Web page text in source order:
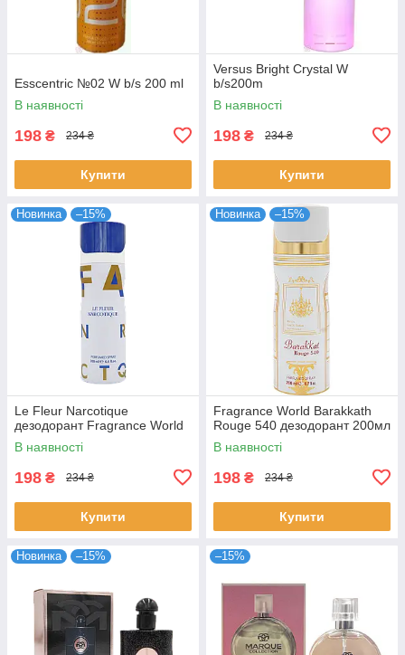
Esscentric №02 W b/s 200 ml
В наявності
198 ₴ 234 ₴
Купити
Versus Bright Crystal W
b/s200m
В наявності
198 ₴ 234 ₴
Купити
Новинка –15%
Le Fleur Narcotique
дезодорант Fragrance World
В наявності
198 ₴ 234 ₴
Купити
Новинка –15%
Fragrance World Barakkath
Rouge 540 дезодорант 200мл
В наявності
198 ₴ 234 ₴
Купити
Новинка –15% –15%